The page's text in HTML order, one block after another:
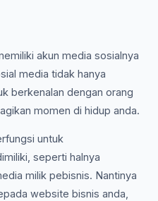
akun media sosialnya
media tidak hanya
berkenalan dengan orang
momen di hidup anda.
untuk
seperti halnya
milik pebisnis. Nantinya
website bisnis anda,